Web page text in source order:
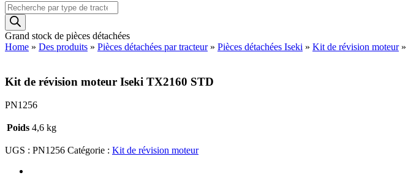
Recherche
de
produits
Grand stock de pièces détachées
Home » Des produits » Pièces détachées par tracteur» Pièces détachées Iseki » Kit de révision moteur»
Kit de révision moteur Iseki TX2160 STD
PN1256
Poids 4,6 kg
UGS : PN1256 Catégorie : Kit de révision moteur